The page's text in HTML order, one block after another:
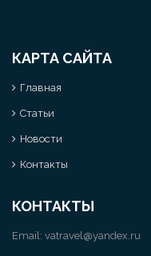
КАРТА САЙТА
Главная
Статьи
Новости
Контакты
КОНТАКТЫ
Email: vatravel@yandex.ru